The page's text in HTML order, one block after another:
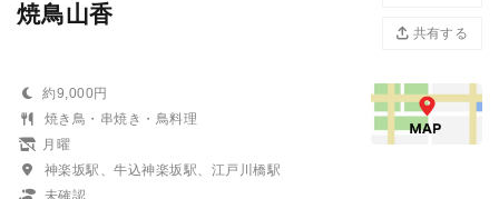
焼鳥山香
共有する
約9,000円
焼き鳥・串焼き・鳥料理
月曜
神楽坂駅、牛込神楽坂駅、江戸川橋駅
未確認